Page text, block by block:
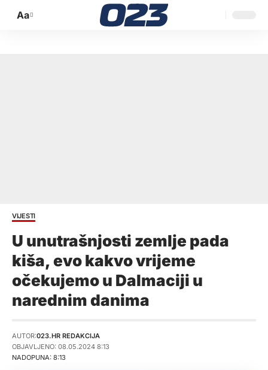
Promijeni
Aa
VIJESTI
U unutrašnjosti zemlje pada
kiša, evo kakvo vrijeme
očekujemo u Dalmaciji u
narednim danima
NADOPUNA: 8:13
AUTOR:023.HR REDAKCIJA
OBJAVLJENO: 08.05.2024 8:13